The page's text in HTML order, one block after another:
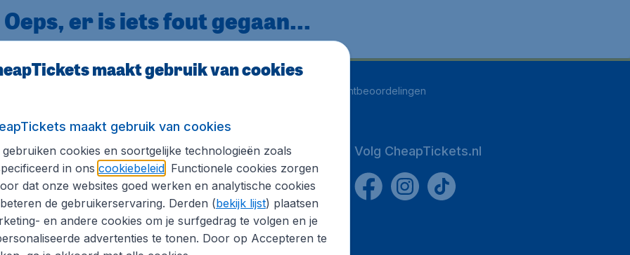
Oeps, er is iets fout gegaan...
klantbeoordelingen
informatie
Internationale sites
CheapTickets.be
Flugladen.de
CheapTickets.ch
CheapTickets.sg
Volg CheapTickets.nl
maakt gebruik van cookies
maakt gebruik van cookies
gebruiken cookies en soortgelijke technologieën zoals
in ons cookiebeleid. Functionele cookies zorgen
dat onze websites goed werken en analytische cookies
de gebruikerservaring. Derden (bekijk lijst) plaatsen
en andere cookies om je surfgedrag te volgen en je
advertenties te tonen. Door op Accepteren te